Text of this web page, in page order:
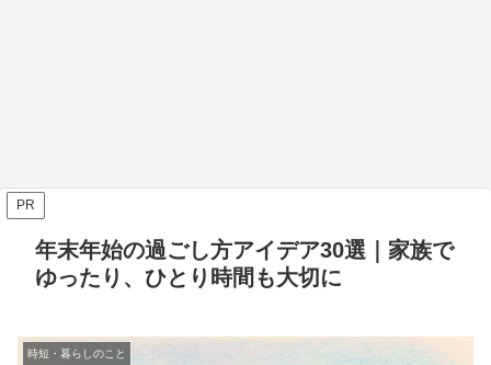
PR
年末年始の過ごし方アイデア30選｜家族で
ゆったり、ひとり時間も大切に
時短・暮らしのこと